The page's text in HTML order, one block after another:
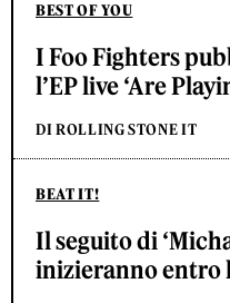
BEST OF YOU
I Foo Fighters
l’EP live ‘Are
DI ROLLING STONE IT
BEAT IT!
Il seguito di
inizieranno entro